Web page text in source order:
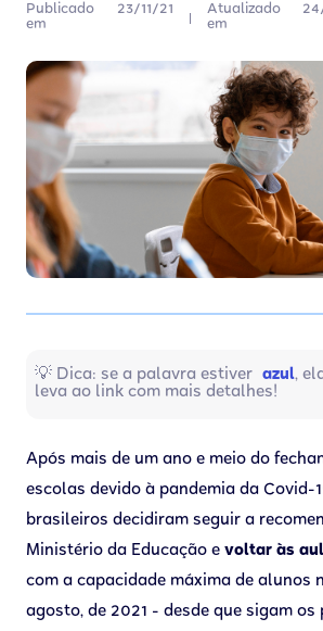
Publicado
em
23/11/21
Atualizado
em
💡 Dica: se a palavra estiver azul,
leva ao link com mais detalhes!
Após mais de um ano e meio do
escolas devido à pandemia da Covid-
brasileiros decidiram seguir a
Ministério da Educação e voltar às
com a capacidade máxima de alunos
agosto, de 2021 - desde que sigam